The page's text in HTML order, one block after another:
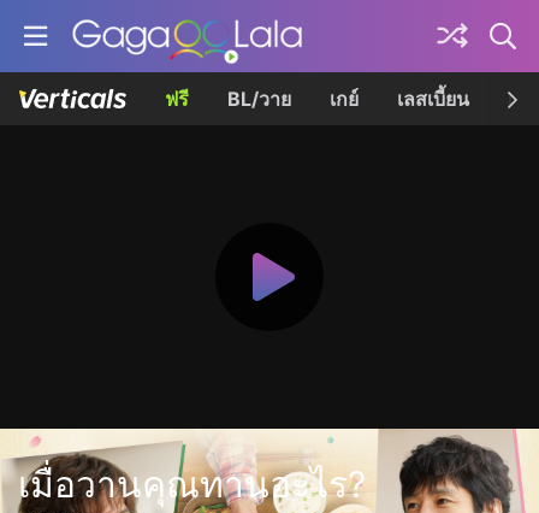
ฟรี BL/วาย เกย์ เลสเบี้ยน เค
เมื่อวานคุณทานอะไร?